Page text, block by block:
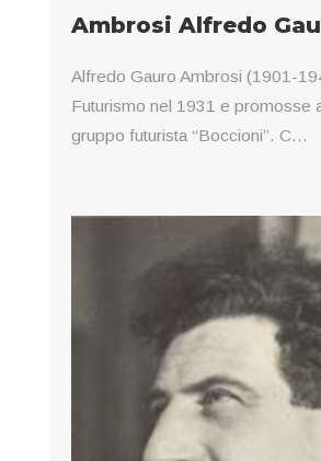
Ambrosi Alfredo
Alfredo Gauro Ambrosi (1901-
Futurismo nel 1931 e promosse
gruppo futurista “Boccioni”. C...